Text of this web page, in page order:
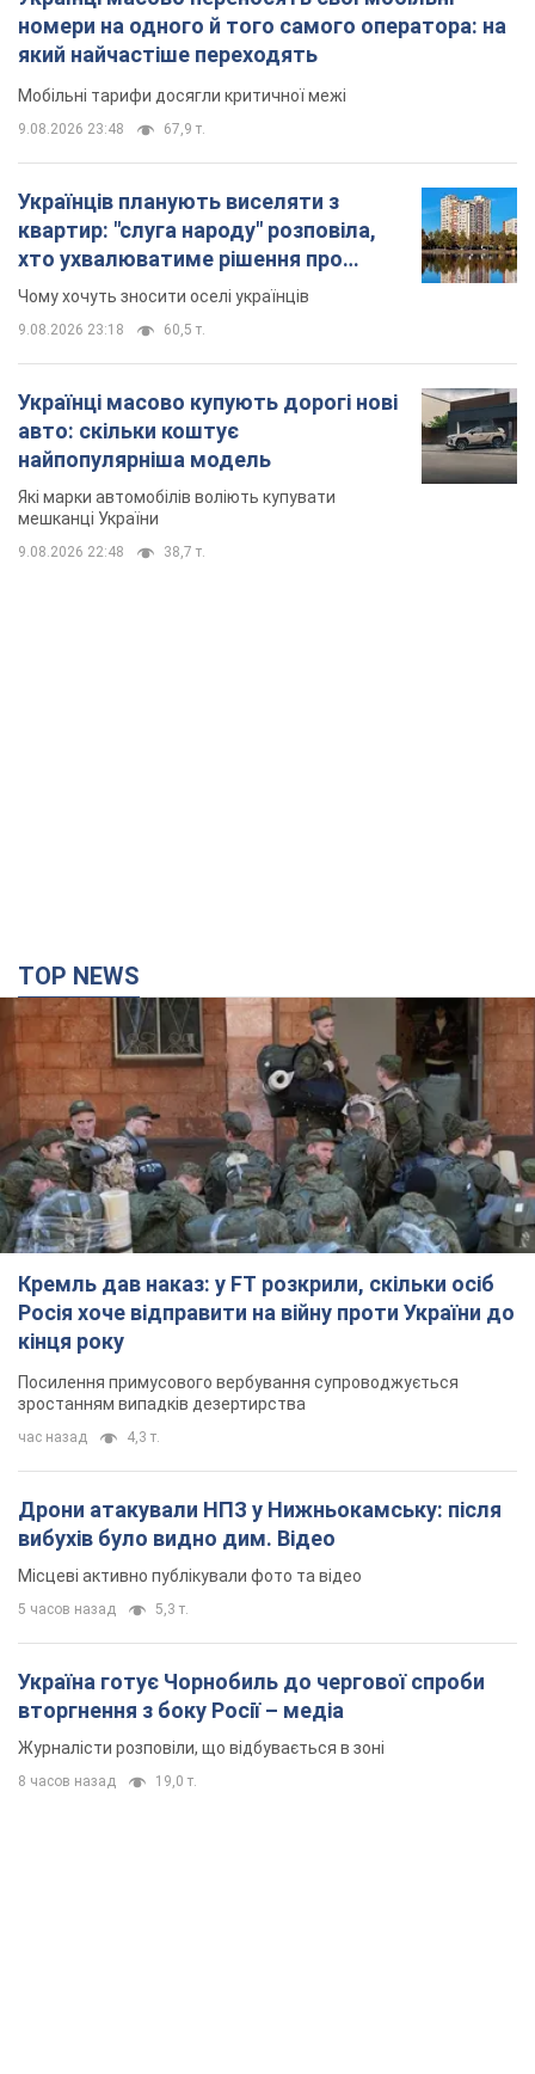
номери на одного й того самого оператора: на
який найчастіше переходять
Мобільні тарифи досягли критичної межі
9.08.2026 23:48 67,9 т.
Українців планують виселяти з
квартир: "слуга народу" розповіла,
хто ухвалюватиме рішення про
знесення будинків
Чому хочуть зносити оселі українців
9.08.2026 23:18 60,5 т.
Українці масово купують дорогі нові
авто: скільки коштує
найпопулярніша модель
Які марки автомобілів воліють купувати
мешканці України
9.08.2026 22:48 38,7 т.
TOP NEWS
Кремль дав наказ: у FT розкрили, скільки осіб
Росія хоче відправити на війну проти України до
кінця року
Посилення примусового вербування супроводжується
зростанням випадків дезертирства
час назад 4,3 т.
Дрони атакували НПЗ у Нижньокамську: після
вибухів було видно дим. Відео
Місцеві активно публікували фото та відео
5 часов назад 5,3 т.
Україна готує Чорнобиль до чергової спроби
вторгнення з боку Росії – медіа
Журналісти розповіли, що відбувається в зоні
8 часов назад 19,0 т.